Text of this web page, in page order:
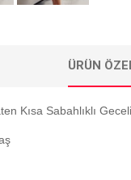
ÜRÜN
Kısa Sabahlıklı